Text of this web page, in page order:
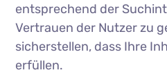
entsprechend der
Vertrauen der Nutzer zu
sicherstellen, dass Ihre
erfüllen.